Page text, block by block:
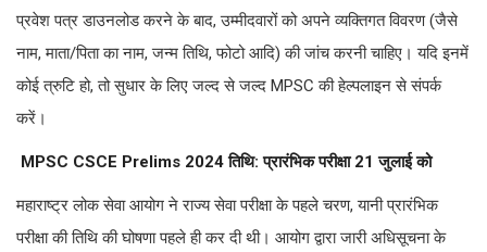
प्रवेश पत्र डाउनलोड करने के बाद, उम्मीदवारों को अपने व्यक्तिगत विवरण (जैसे
नाम, माता/पिता का नाम, जन्म तिथि, फोटो आदि) की जांच करनी चाहिए। यदि इनमें
कोई त्रुटि हो, तो सुधार के लिए जल्द से जल्द MPSC की हेल्पलाइन से संपर्क
करें।
MPSC CSCE Prelims 2024 तिथि: प्रारंभिक परीक्षा 21 जुलाई को
महाराष्ट्र लोक सेवा आयोग ने राज्य सेवा परीक्षा के पहले चरण, यानी प्रारंभिक
परीक्षा की तिथि की घोषणा पहले ही कर दी थी। आयोग द्वारा जारी अधिसूचना के